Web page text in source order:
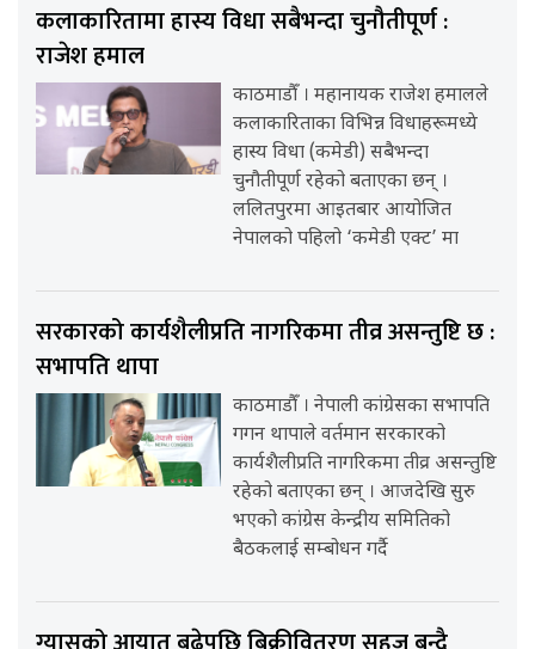
कलाकारितामा हास्य विधा सबैभन्दा चुनौतीपूर्ण :
राजेश हमाल
काठमाडौँ । महानायक राजेश हमालले
कलाकारिताका विभिन्न विधाहरूमध्ये
हास्य विधा (कमेडी) सबैभन्दा
चुनौतीपूर्ण रहेको बताएका छन् ।
ललितपुरमा आइतबार आयोजित
नेपालको पहिलो ‘कमेडी एक्ट’ मा
सरकारको कार्यशैलीप्रति नागरिकमा तीव्र असन्तुष्टि छ :
सभापति थापा
काठमाडौँ । नेपाली कांग्रेसका सभापति
गगन थापाले वर्तमान सरकारको
कार्यशैलीप्रति नागरिकमा तीव्र असन्तुष्टि
रहेको बताएका छन् । आजदेखि सुरु
भएको कांग्रेस केन्द्रीय समितिको
बैठकलाई सम्बोधन गर्दै